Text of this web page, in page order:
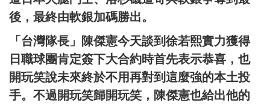
後，最終由軟銀加碼勝出。
「台灣隊長」陳傑憲今天談到徐若熙實力獲得
日職球團肯定簽下大合約時首先表示恭喜，也
開玩笑說未來終於不用再對到這麼強的本土投
手。不過開玩笑歸開玩笑，陳傑憲也給出他的